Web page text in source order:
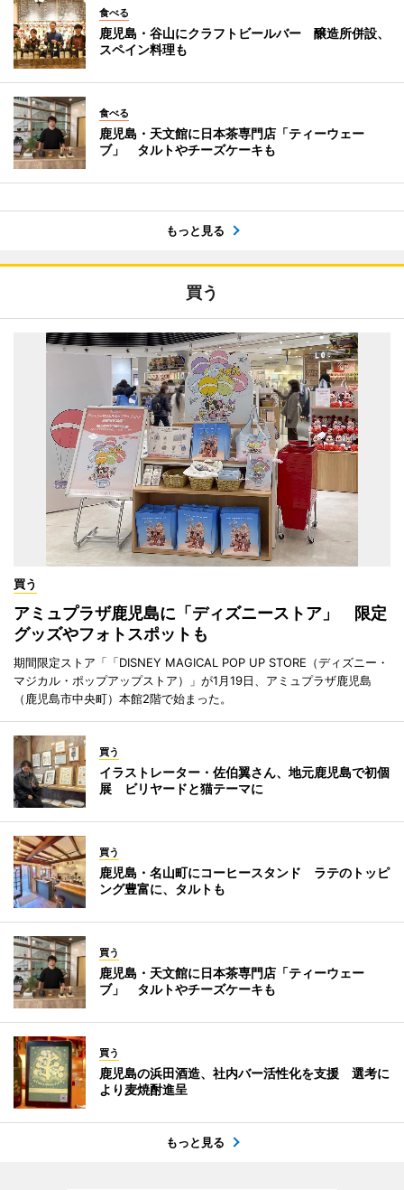
食べる
鹿児島・谷山にクラフトビールバー 醸造所併設、
スペイン料理も
食べる
鹿児島・天文館に日本茶専門店「ティーウェー
ブ」 タルトやチーズケーキも
もっと見る
買う
買う
アミュプラザ鹿児島に「ディズニーストア」 限定
グッズやフォトスポットも
期間限定ストア「「DISNEY MAGICAL POP UP STORE（ディズニー・
マジカル・ポップアップストア）」が1月19日、アミュプラザ鹿児島
（鹿児島市中央町）本館2階で始まった。
買う
イラストレーター・佐伯翼さん、地元鹿児島で初個
展 ビリヤードと猫テーマに
買う
鹿児島・名山町にコーヒースタンド ラテのトッピ
ング豊富に、タルトも
買う
鹿児島・天文館に日本茶専門店「ティーウェー
ブ」 タルトやチーズケーキも
買う
鹿児島の浜田酒造、社内バー活性化を支援 選考に
より麦焼酎進呈
もっと見る